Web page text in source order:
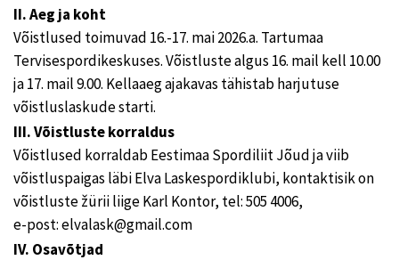
II. Aeg ja koht
Võistlused toimuvad 16.-17. mai 2026.a. Tartumaa
Tervisespordikeskuses. Võistluste algus 16. mail kell 10.00
ja 17. mail 9.00. Kellaaeg ajakavas tähistab harjutuse
võistluslaskude starti.
III. Võistluste korraldus
Võistlused korraldab Eestimaa Spordiliit Jõud ja viib
võistluspaigas läbi Elva Laskespordiklubi, kontaktisik on
võistluste žürii liige Karl Kontor, tel: 505 4006,
e-post: elvalask@gmail.com
IV. Osavõtjad